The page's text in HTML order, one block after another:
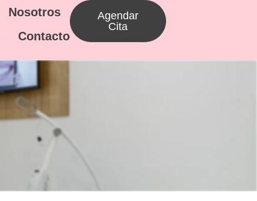
Nosotros
Contacto
Agendar
Cita